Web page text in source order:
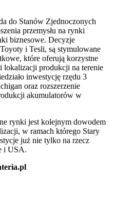
do Stanów Zjednoczonych
przemysłu na rynki
biznesowe. Decyzje
i Tesli, są stymulowane
które oferują korzystne
lokalizacji produkcji na terenie
inwestycję rzędu 3
oraz rozszerzenie
akumulatorów w
rynki jest kolejnym dowodem
w ramach którego Stary
już nie tylko na rzecz
i USA.